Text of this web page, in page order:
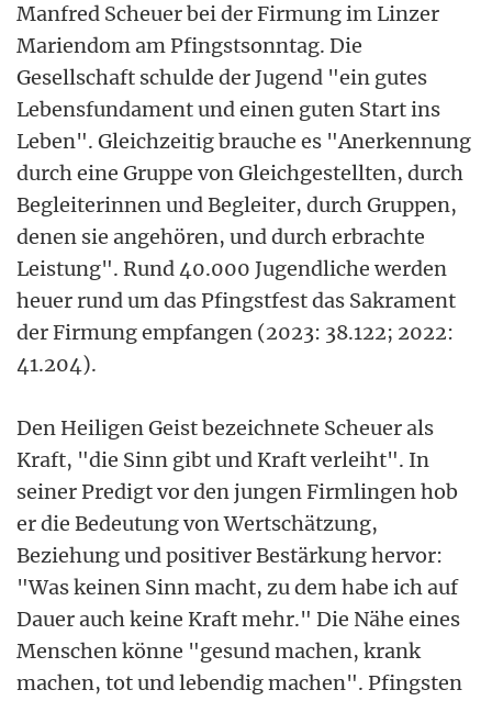
Manfred Scheuer bei der Firmung im Linzer
Mariendom am Pfingstsonntag. Die
Gesellschaft schulde der Jugend "ein gutes
Lebensfundament und einen guten Start ins
Leben". Gleichzeitig brauche es "Anerkennung
durch eine Gruppe von Gleichgestellten, durch
Begleiterinnen und Begleiter, durch Gruppen,
denen sie angehören, und durch erbrachte
Leistung". Rund 40.000 Jugendliche werden
heuer rund um das Pfingstfest das Sakrament
der Firmung empfangen (2023: 38.122; 2022:
41.204).
Den Heiligen Geist bezeichnete Scheuer als
Kraft, "die Sinn gibt und Kraft verleiht". In
seiner Predigt vor den jungen Firmlingen hob
er die Bedeutung von Wertschätzung,
Beziehung und positiver Bestärkung hervor:
"Was keinen Sinn macht, zu dem habe ich auf
Dauer auch keine Kraft mehr." Die Nähe eines
Menschen könne "gesund machen, krank
machen, tot und lebendig machen". Pfingsten